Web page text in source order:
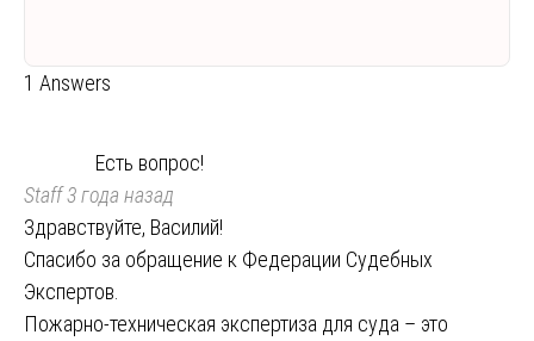
1 Answers
Есть вопрос!
Staff3 года назад
Здравствуйте, Василий!
Спасибо за обращение к Федерации Судебных
Экспертов.
Пожарно-техническая экспертиза для суда – это